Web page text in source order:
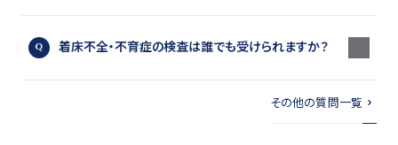
着床不全・不育症の検査は誰でも受けられますか？
その他の質問一覧